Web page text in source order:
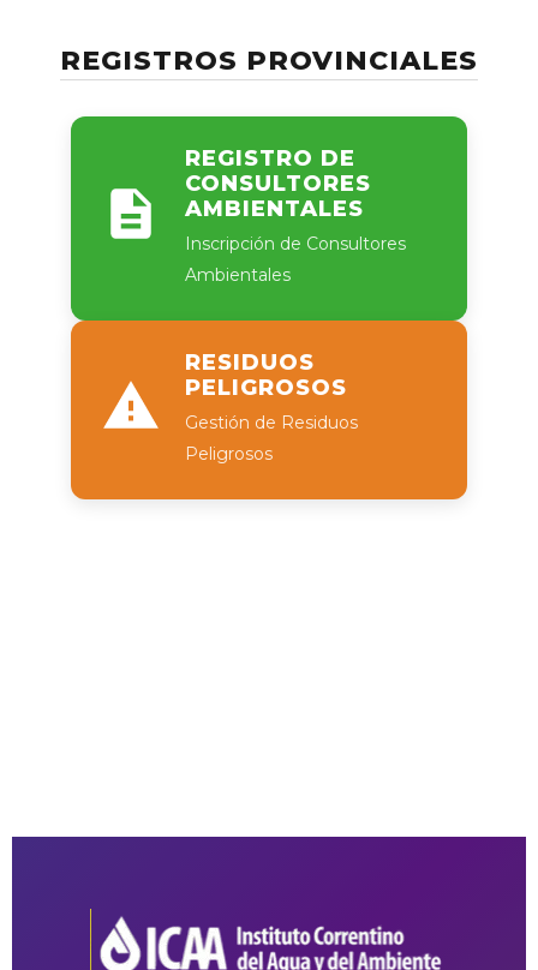
REGISTROS PROVINCIALES
REGISTRO DE
CONSULTORES
AMBIENTALES
Inscripción de Consultores
Ambientales
RESIDUOS
PELIGROSOS
Gestión de Residuos
Peligrosos